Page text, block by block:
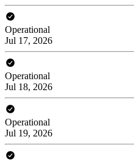
Operational
Jul 17, 2026
Operational
Jul 18, 2026
Operational
Jul 19, 2026